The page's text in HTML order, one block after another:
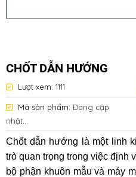
CHỐT DẪN HƯỚNG
Lượt xem: 1111
Mã sản phẩm: Đang cập
nhật...
Chốt dẫn hướng là một linh
trò quan trọng trong việc định
bộ phận khuôn mẫu và máy